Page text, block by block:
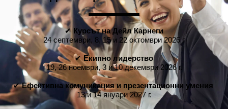
✔ Курсът на Дейл Карнеги
24 септември, 8, 15 и 22 октомври 2026 г
✔ Екипно лидерство
19, 26 ноември, 3 и 10 декември 2026 г.
✔ Ефективна комуникация и презентационни умения
13 и 14 януари 2027 г.